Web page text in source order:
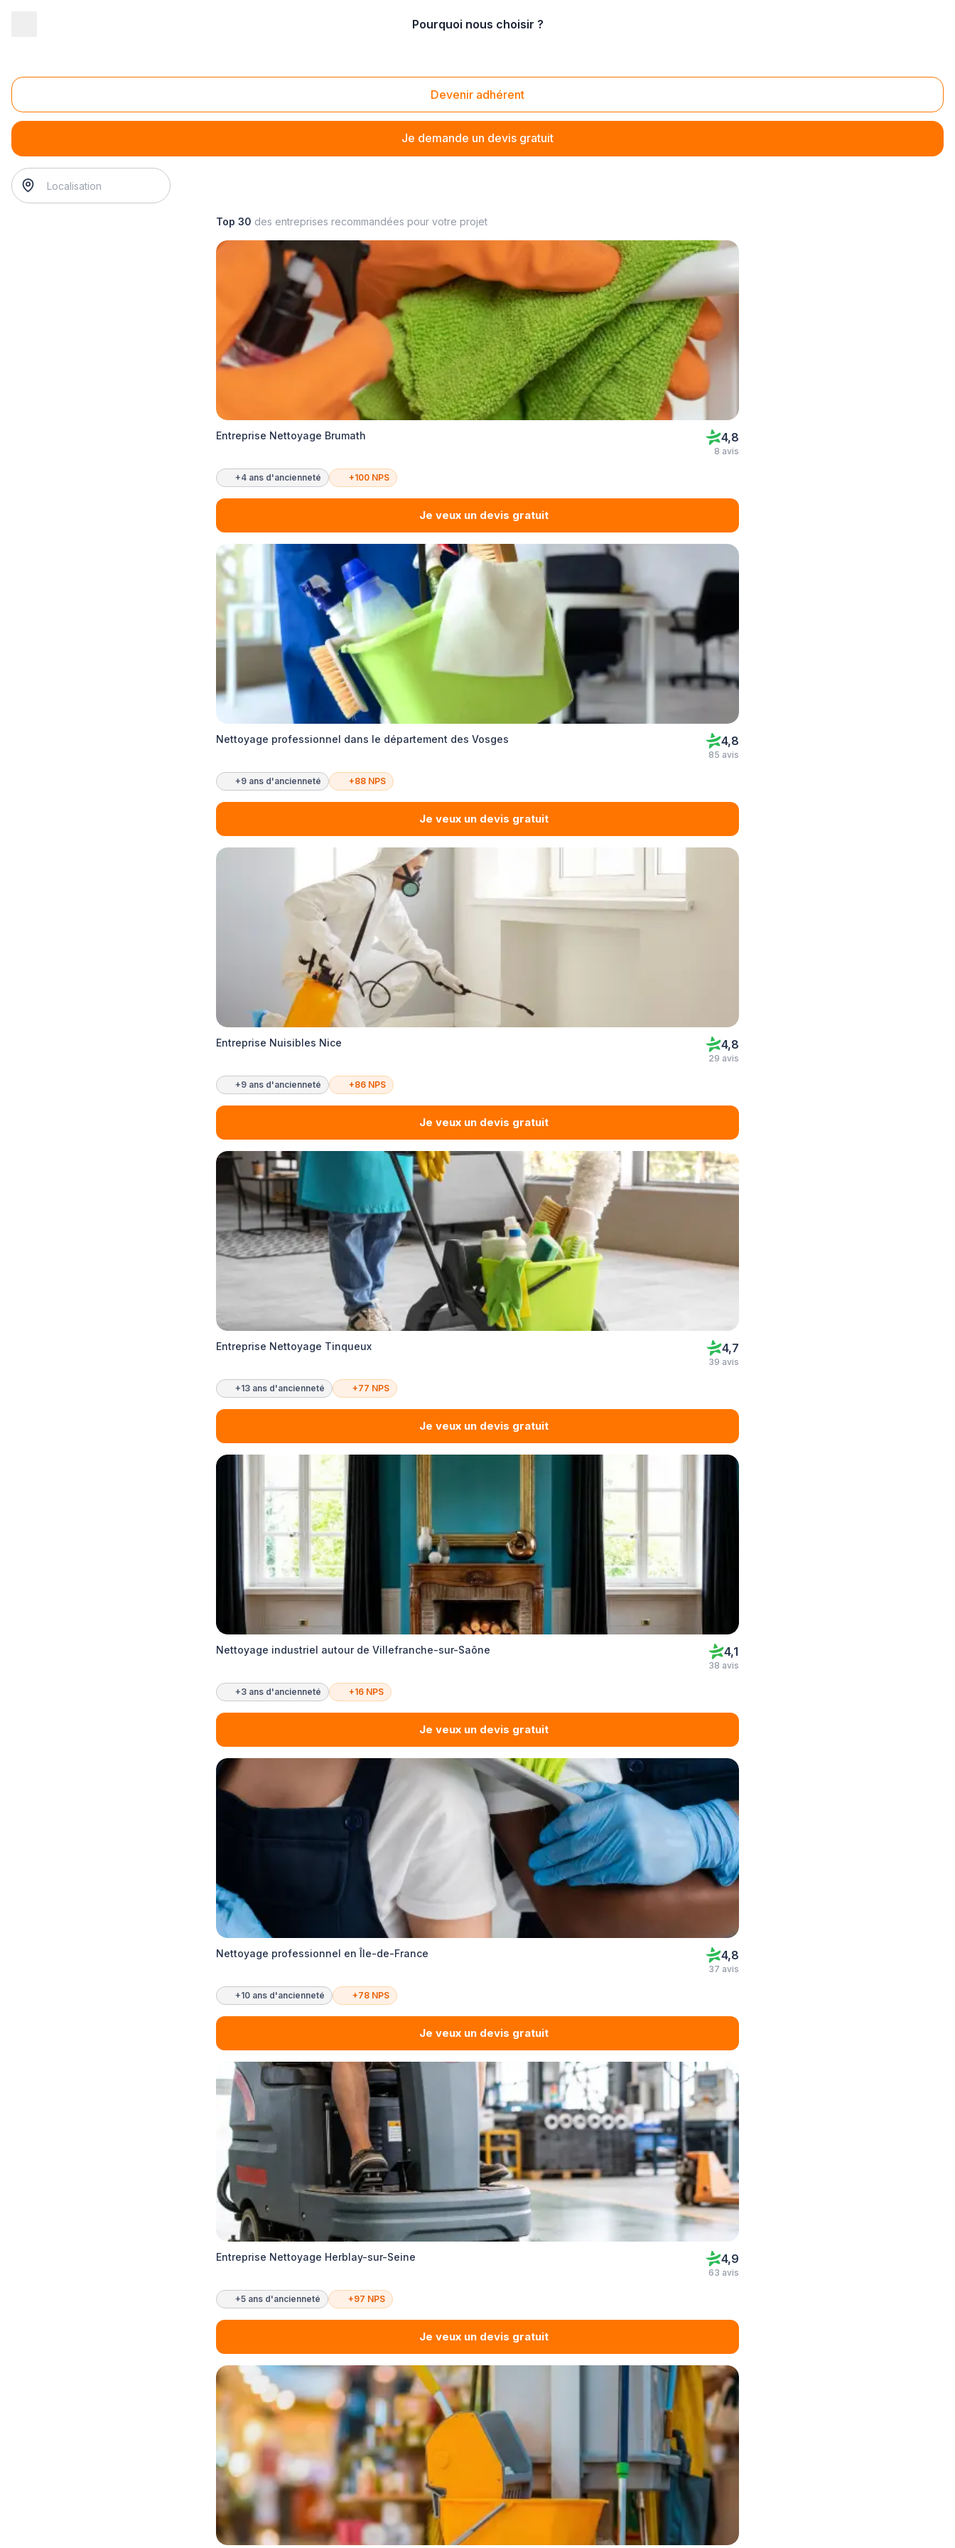
Pourquoi nous choisir ?
Devenir adhérent
Je demande un devis gratuit
Nettoyage des commerces et surfaces de vente
nettoyage des commerces et surfaces de vente
Top 30 des entreprises recommandées pour votre projet
Entreprise Nettoyage Brumath 4,8
8 avis
+4 ans d'ancienneté +100 NPS
Je veux un devis gratuit
Nettoyage professionnel dans le département des Vosges 4,8
85 avis
+9 ans d'ancienneté +88 NPS
Je veux un devis gratuit
Entreprise Nuisibles Nice 4,8
29 avis
+9 ans d'ancienneté +86 NPS
Je veux un devis gratuit
Entreprise Nettoyage Tinqueux 4,7
39 avis
+13 ans d'ancienneté +77 NPS
Je veux un devis gratuit
Nettoyage industriel autour de Villefranche-sur-Saône 4,1
38 avis
+3 ans d'ancienneté +16 NPS
Je veux un devis gratuit
Nettoyage professionnel en Île-de-France 4,8
37 avis
+10 ans d'ancienneté +78 NPS
Je veux un devis gratuit
Entreprise Nettoyage Herblay-sur-Seine 4,9
63 avis
+5 ans d'ancienneté +97 NPS
Je veux un devis gratuit